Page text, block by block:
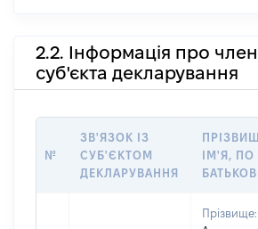
2.2. Інформація про
суб'єкта декларування
№
ЗВ'ЯЗОК ІЗ
СУБ'ЄКТОМ
ДЕКЛАРУВАННЯ
ІМ'Я, ПО
БАТЬКОВІ
Прізвище: